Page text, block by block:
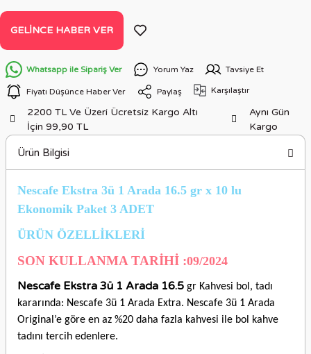
GELINCE HABER VER
Whatsapp ile Sipariş Ver Yorum Yaz Tavsiye Et
Fiyatı Düşünce Haber Ver Paylaş Karşılaştır
2200 TL Ve Üzeri Ücretsiz Kargo Altı
İçin 99,90 TL
Aynı Gün
Kargo
Ürün Bilgisi
Nescafe Ekstra 3ü 1 Arada 16.5 gr x 10 lu
Ekonomik Paket 3 ADET
ÜRÜN ÖZELLİKLERİ
SON KULLANMA TARİHİ :09/2024
Nescafe Ekstra 3ü 1 Arada 16.5 gr Kahvesi bol, tadı
kararında: Nescafe 3ü 1 Arada Extra. Nescafe 3ü 1 Arada
Original’e göre en az %20 daha fazla kahvesi ile bol kahve
tadını tercih edenlere.